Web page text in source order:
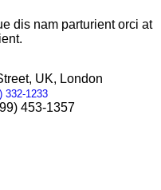
dis nam parturient orci at
UK, London
332-1233
453-1357